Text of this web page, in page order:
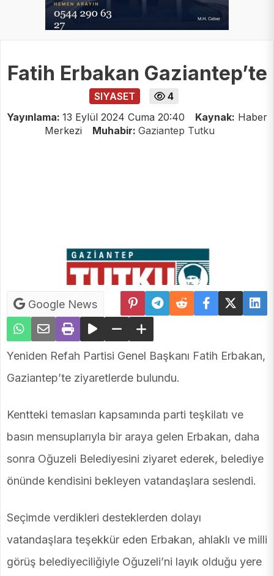
Fatih Erbakan Gaziantep’te
SIYASET
4
Yayınlama: 13 Eylül 2024 Cuma 20:40 Kaynak: Haber
Merkezi
Muhabir: Gaziantep Tutku
Google News
Yeniden Refah Partisi Genel Başkanı Fatih Erbakan,
Gaziantep’te ziyaretlerde bulundu.
Kentteki temasları kapsamında parti teşkilatı ve
basın mensuplarıyla bir araya gelen Erbakan, daha
sonra Oğuzeli Belediyesini ziyaret ederek, belediye
önünde kendisini bekleyen vatandaşlara seslendi.
Seçimde verdikleri desteklerden dolayı
vatandaşlara teşekkür eden Erbakan, ahlaklı ve milli
görüş belediyeciliğiyle Oğuzeli’ni layık olduğu yere